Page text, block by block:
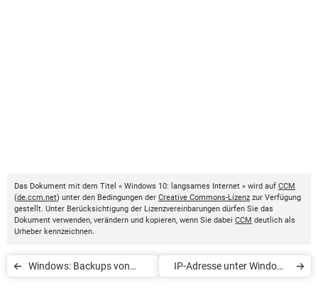
Das Dokument mit dem Titel « Windows 10: langsames Internet » wird auf CCM
(de.ccm.net) unter den Bedingungen der Creative Commons-Lizenz zur Verfügung
gestellt. Unter Berücksichtigung der Lizenzvereinbarungen dürfen Sie das
Dokument verwenden, verändern und kopieren, wenn Sie dabei CCM deutlich als
Urheber kennzeichnen.
Windows: Backups von
IP-Adresse unter Windows